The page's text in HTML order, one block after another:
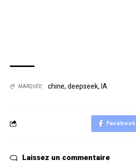
MARQUÉE: chine, deepseek, IA
Facebook
Laissez un commentaire